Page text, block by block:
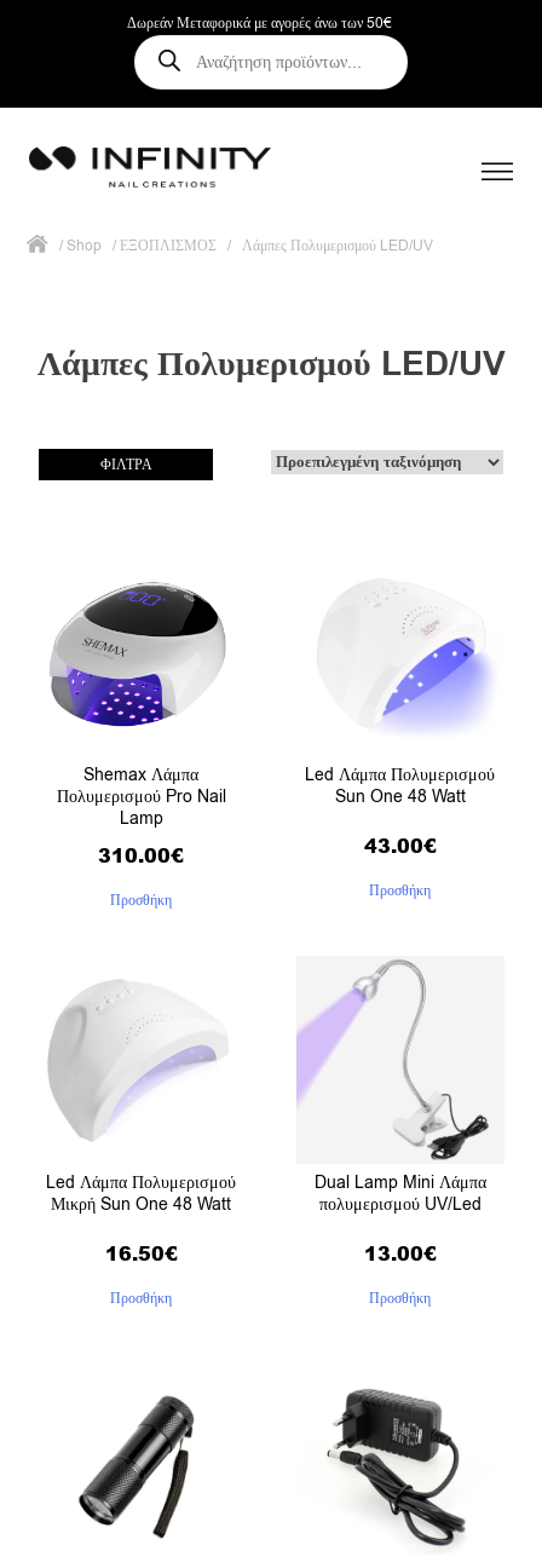
Δωρεάν Μεταφορικά με αγορές άνω των 50€
Αναζήτηση
προϊόντων
/Shop / ΕΞΟΠΛΙΣΜΟΣ / Λάμπες Πολυμερισμού LED/UV
Λάμπες Πολυμερισμού LED/UV
ΦΙΛΤΡΑ
Shemax Λάμπα
Πολυμερισμού Pro Nail
Lamp
310.00€
Προσθήκη
Led Λάμπα Πολυμερισμού
Sun One 48 Watt
43.00€
Προσθήκη
Led Λάμπα Πολυμερισμού
Μικρή Sun One 48 Watt
16.50€
Προσθήκη
Dual Lamp Mini Λάμπα
πολυμερισμού UV/Led
13.00€
Προσθήκη